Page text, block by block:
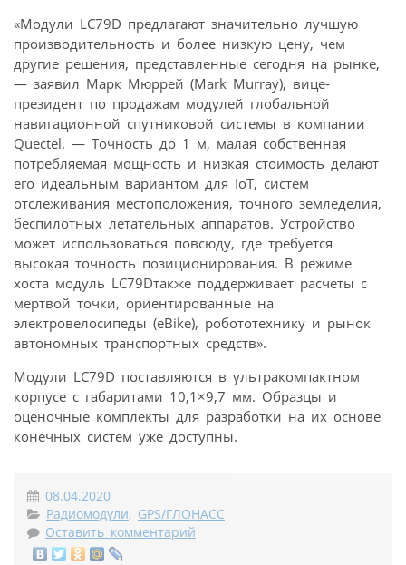
«Модули LC79D предлагают значительно лучшую
производительность и более низкую цену, чем
другие решения, представленные сегодня на рынке,
— заявил Марк Мюррей (Mark Murray), вице-
президент по продажам модулей глобальной
навигационной спутниковой системы в компании
Quectel. — Точность до 1 м, малая собственная
потребляемая мощность и низкая стоимость делают
его идеальным вариантом для IoT, систем
отслеживания местоположения, точного земледелия,
беспилотных летательных аппаратов. Устройство
может использоваться повсюду, где требуется
высокая точность позиционирования. В режиме
хоста модуль LC79Dтакже поддерживает расчеты с
мертвой точки, ориентированные на
электровелосипеды (eBike), робототехнику и рынок
автономных транспортных средств».
Модули LC79D поставляются в ультракомпактном
корпусе с габаритами 10,1×9,7 мм. Образцы и
оценочные комплекты для разработки на их основе
конечных систем уже доступны.
08.04.2020
Радиомодули, GPS/ГЛОНАСС
Оставить комментарий